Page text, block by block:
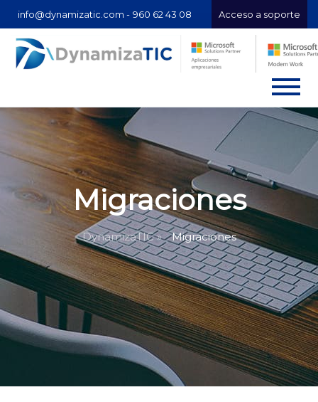
info@dynamizatic.com - 960 62 43 08 Acceso a soporte
Migraciones
DynamizaTIC » Migraciones